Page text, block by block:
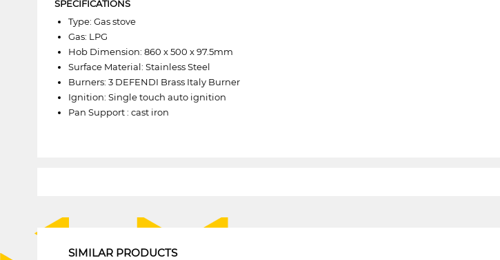
SPECIFICATIONS
Type: Gas stove
Gas: LPG
Hob Dimension: 860 x 500 x 97.5mm
Surface Material: Stainless Steel
Burners: 3 DEFENDI Brass Italy Burner
Ignition: Single touch auto ignition
Pan Support : cast iron
SIMILAR PRODUCTS